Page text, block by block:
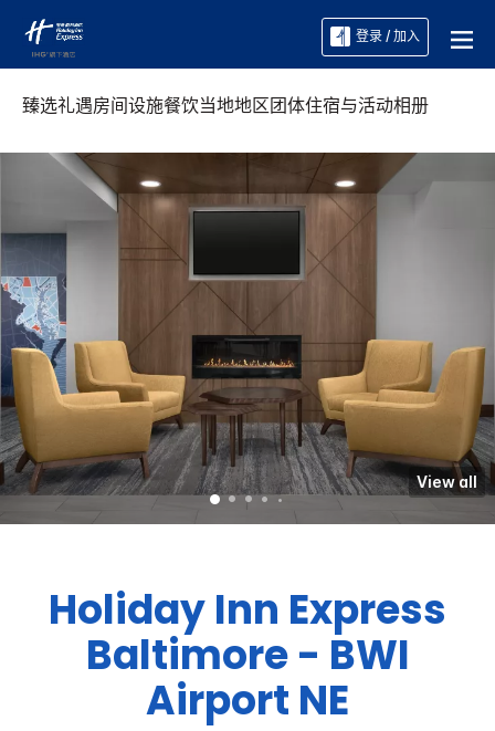
登录 / 加入
臻选礼遇房间设施餐饮当地地区团体住宿与活动相册
View all
Holiday Inn Express
Baltimore - BWI
Airport NE